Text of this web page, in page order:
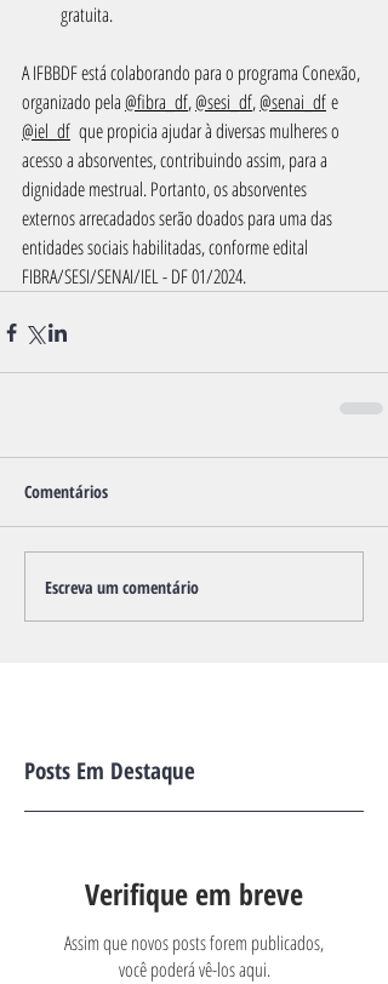
gratuita.
A IFBBDF está colaborando para o programa Conexão,
organizado pela @fibra_df, @sesi_df, @senai_df e
@iel_df que propicia ajudar à diversas mulheres o
acesso a absorventes, contribuindo assim, para a
dignidade mestrual. Portanto, os absorventes
externos arrecadados serão doados para uma das
entidades sociais habilitadas, conforme edital
FIBRA/SESI/SENAI/IEL - DF 01/2024.
Comentários
Escreva um comentário
Posts Em Destaque
Verifique em breve
Assim que novos posts forem publicados,
você poderá vê-los aqui.